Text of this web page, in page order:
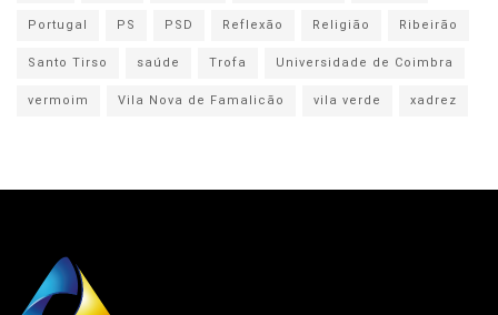
Portugal
PS PSD Reflexão Religião
Ribeirão
Santo Tirso
saúde Trofa
Universidade de Coimbra
vermoim
Vila Nova de Famalicão vila verde xadrez